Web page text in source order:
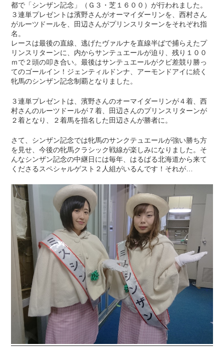
都で「シンザン記念」（Ｇ３・芝１６００）が行われました。
３連単プレゼントは濱野さんがオーマイダーリンを、西村さん
がルーツドールを、田辺さんがプリンスリターンをそれぞれ指
名。
レースは最後の直線、逃げたヴァルナを直線半ばで捕らえたプ
リンスリターンに、内からサンテュエールが迫り、残り１００
ｍで２頭の叩き合い。最後はサンテュエールがクビ差競り勝っ
てのゴールイン！ジェンティルドンナ、アーモンドアイに続く
牝馬のシンザン記念制覇となりました。
３連単プレゼントは、濱野さんのオーマイダーリンが４着、西
村さんのルーツドールが７着、田辺さんのプリンスリターンが
２着となり、２着馬を指名した田辺さんが勝者に。
さて、シンザン記念では牝馬のサンクテュエールが強い勝ち方
を見せ、今後の牝馬クラシック戦線が楽しみになりました。そ
んなシンザン記念の中継日には毎年、はるばる北海道から来て
くださるスペシャルゲスト２人組がいるんです！それが…